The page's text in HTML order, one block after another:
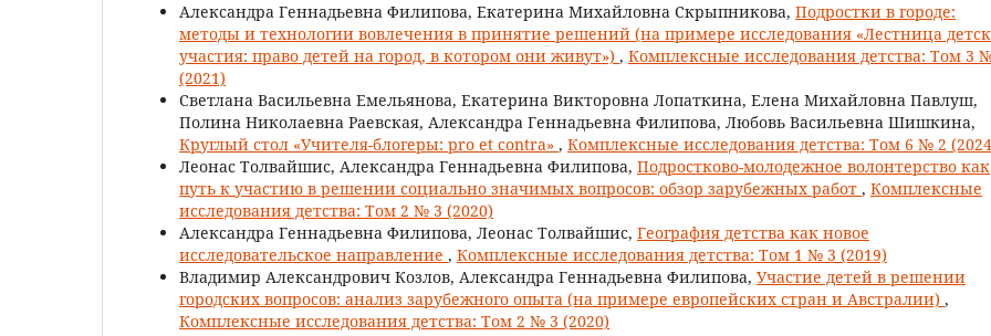
Александра Геннадьевна Филипова, Екатерина Михайловна Скрыпникова, Подростки в городе:
методы и технологии вовлечения в принятие решений (на примере исследования «Лестница
участия: право детей на город, в котором они живут») , Комплексные исследования детства: Том 3
(2021)
Светлана Васильевна Емельянова, Екатерина Викторовна Лопаткина, Елена Михайловна Павлуш,
Полина Николаевна Раевская, Александра Геннадьевна Филипова, Любовь Васильевна Шишкина,
Круглый стол «Учителя-блогеры: pro et contra» , Комплексные исследования детства: Том 6 № 2
Леонас Толвайшис, Александра Геннадьевна Филипова, Подростково-молодежное волонтерство как
путь к участию в решении социально значимых вопросов: обзор зарубежных работ , Комплексные
исследования детства: Том 2 № 3 (2020)
Александра Геннадьевна Филипова, Леонас Толвайшис, География детства как новое
исследовательское направление , Комплексные исследования детства: Том 1 № 3 (2019)
Владимир Александрович Козлов, Александра Геннадьевна Филипова, Участие детей в решении
городских вопросов: анализ зарубежного опыта (на примере европейских стран и Австралии) ,
Комплексные исследования детства: Том 2 № 3 (2020)